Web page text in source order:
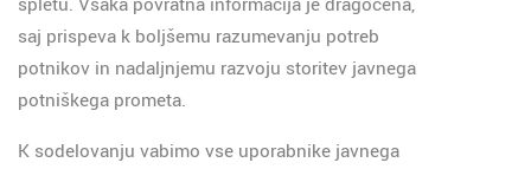
saj prispeva k boljšemu razumevanju potreb
potnikov in nadaljnjemu razvoju storitev javnega
potniškega prometa.
K sodelovanju vabimo vse uporabnike javnega